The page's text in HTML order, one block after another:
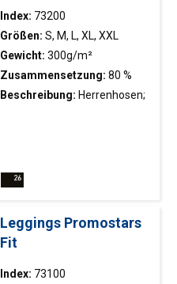
Index: 73200
Größen: S, M, L, XL, XXL
Gewicht: 300g/m²
Zusammensetzung: 80 %
Baumwolle, 20 % Polyester
Beschreibung: Herrenhosen;
Leggings Promostars
Fit
Index: 73100